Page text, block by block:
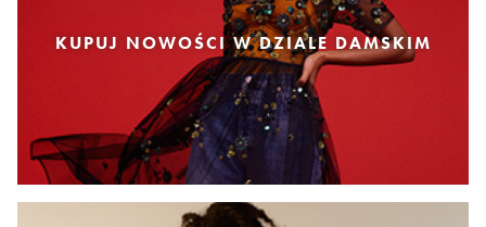
KUPUJ NOWOŚCI W DZIALE DAMSKIM